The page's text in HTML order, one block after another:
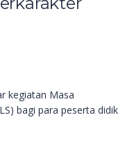
kegiatan Masa
bagi para peserta didik